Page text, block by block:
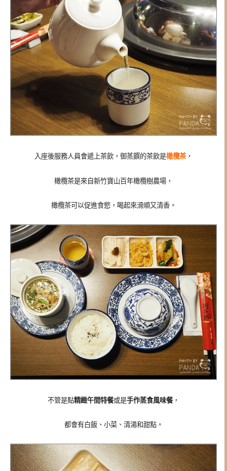
入座後服務人員會遞上茶飲， 御蒸饌的茶飲是橄欖茶，
橄欖茶是來自新竹寶山百年橄欖樹農場，
橄欖茶可以促進食慾，喝起來滑順又清香。
不管是點精緻午間特餐或是手作蒸食風味餐，
都會有白飯、小菜、清湯和甜點。